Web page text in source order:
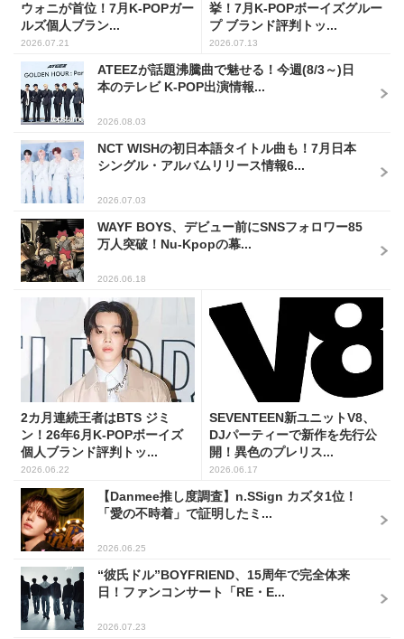
ウォニが首位！7月K-POPガー
ルズ個人ブラン...
2026.07.21
挙！7月K-POPボーイズグルー
プ ブランド評判トッ...
2026.07.13
ATEEZが話題沸騰曲で魅せる！今週(8/3～)日
本のテレビ K-POP出演情報...
2026.08.03
NCT WISHの初日本語タイトル曲も！7月日本
シングル・アルバムリリース情報6...
2026.07.03
WAYF BOYS、デビュー前にSNSフォロワー85
万人突破！Nu-Kpopの幕...
2026.06.18
2カ月連続王者はBTS ジミ
ン！26年6月K-POPボーイズ
個人ブランド評判トッ...
2026.06.22
SEVENTEEN新ユニットV8、
DJパーティーで新作を先行公
開！異色のプレリス...
2026.06.17
【Danmee推し度調査】n.SSign カズタ1位！
「愛の不時着」で証明したミ...
2026.06.25
“彼氏ドル”BOYFRIEND、15周年で完全体来
日！ファンコンサート「RE・E...
2026.07.23